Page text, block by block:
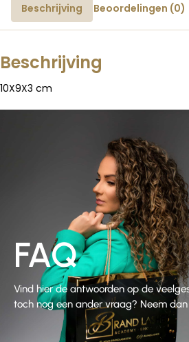
Beschrijving Beoordelingen (0)
Beschrijving
10X9X3 cm
FAQ
Vind hier de antwoorden op de
toch nog een ander vraag? Neem